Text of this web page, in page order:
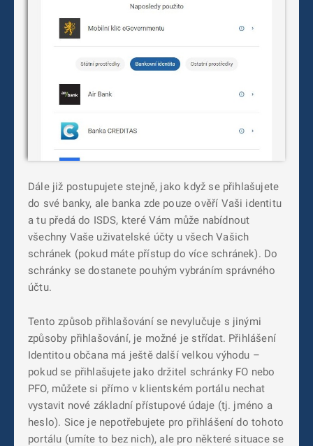
Dále již postupujete stejně, jako když se přihlašujete
do své banky, ale banka zde pouze ověří Vaši identitu
a tu předá do ISDS, které Vám může nabídnout
všechny Vaše uživatelské účty u všech Vašich
schránek (pokud máte přístup do více schránek). Do
schránky se dostanete pouhým vybráním správného
účtu.
Tento způsob přihlašování se nevylučuje s jinými
způsoby přihlašování, je možné je střídat. Přihlášení
Identitou občana má ještě další velkou výhodu –
pokud se přihlašujete jako držitel schránky FO nebo
PFO, můžete si přímo v klientském portálu nechat
vystavit nové základní přístupové údaje (tj. jméno a
heslo). Sice je nepotřebujete pro přihlášení do tohoto
portálu (umíte to bez nich), ale pro některé situace se